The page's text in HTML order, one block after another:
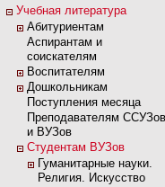
Учебная литература
Абитуриентам
Аспирантам и
соискателям
Воспитателям
Дошкольникам
Поступления месяца
Преподавателям ССУЗов
и ВУЗов
Студентам ВУЗов
Гуманитарные науки.
Религия. Искусство